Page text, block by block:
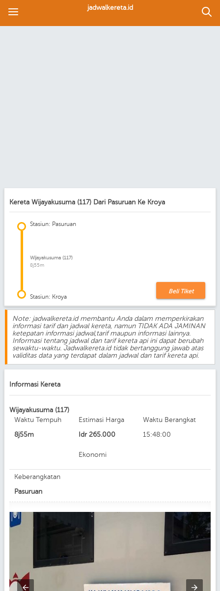
jadwalkereta.id
Kereta Wijayakusuma (117) Dari Pasuruan Ke Kroya
Stasiun: Pasuruan
Wijayakusuma (117)
8j55m
Stasiun: Kroya
Beli Tiket
Note: jadwalkereta.id membantu Anda dalam memperkirakan
informasi tarif dan jadwal kereta, namun TIDAK ADA JAMINAN
ketepatan informasi jadwal,tarif maupun informasi lainnya.
Informasi tentang jadwal dan tarif kereta api ini dapat berubah
sewaktu-waktu. Jadwalkereta.id tidak bertanggung jawab atas
validitas data yang terdapat dalam jadwal dan tarif kereta api.
Informasi Kereta
Wijayakusuma (117)
Waktu Tempuh
8j55m
Estimasi Harga
Idr 265.000
Ekonomi
Waktu Berangkat
15:48:00
Keberangkatan
Pasuruan